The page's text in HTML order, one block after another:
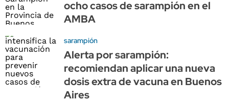
ocho casos de sarampión en el
AMBA
sarampión
Alerta por sarampión:
recomiendan aplicar una nueva
dosis extra de vacuna en Buenos
Aires